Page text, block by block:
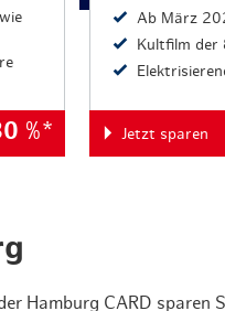
%*
Ab März
Kultfilm der
Jetzt sparen
Hamburg CARD sparen